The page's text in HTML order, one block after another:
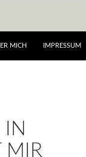
MICH IMPRESSUM
IN
MIR